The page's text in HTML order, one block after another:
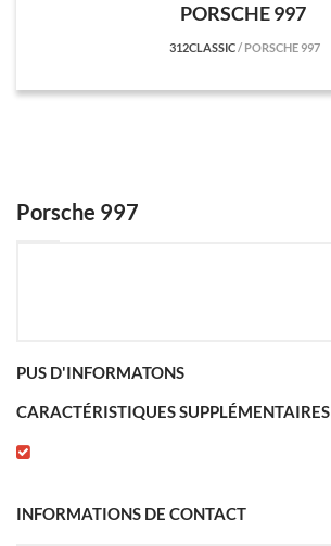
PORSCHE 997
312CLASSIC/ PORSCHE 997
Porsche 997
PUS D'INFORMATONS
CARACTÉRISTIQUES SUPPLÉMENTAIRES
INFORMATIONS DE CONTACT